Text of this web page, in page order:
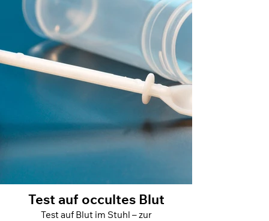
Test auf occultes Blut
Test auf Blut im Stuhl – zur